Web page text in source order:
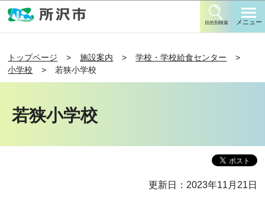
目的別検索 メニュー
トップページ 施設案内
学校・学校給食センター
小学校
若狭小学校
若狭小学校
更新日：2023年11月21日